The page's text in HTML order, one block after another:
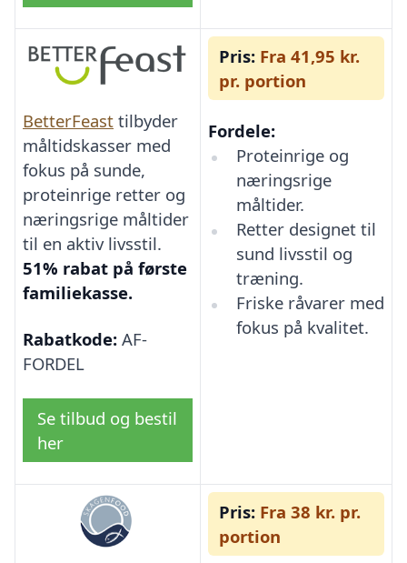
BetterFeast tilbyder
måltidskasser med
fokus på sunde,
proteinrige retter og
næringsrige måltider
til en aktiv livsstil.
51% rabat på første
familiekasse.
Rabatkode: AF-
FORDEL
Se tilbud og bestil
her
Pris: Fra 41,95 kr.
pr. portion
Fordele:
Proteinrige og
næringsrige
måltider.
Retter designet til
sund livsstil og
træning.
Friske råvarer med
fokus på kvalitet.
Pris: Fra 38 kr. pr.
portion